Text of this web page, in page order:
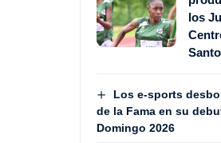
los
Los e-sports
de la Fama en su
Domingo 2026